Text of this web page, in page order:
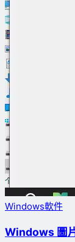
Windows軟件
Windows 圖